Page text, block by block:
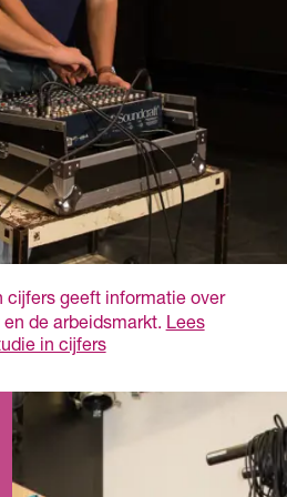
apparatuur tijdens het
evenement
Je bouwt weer af en
ruimt op.
cijfers geeft informatie over
de arbeidsmarkt. Lees
in cijfers